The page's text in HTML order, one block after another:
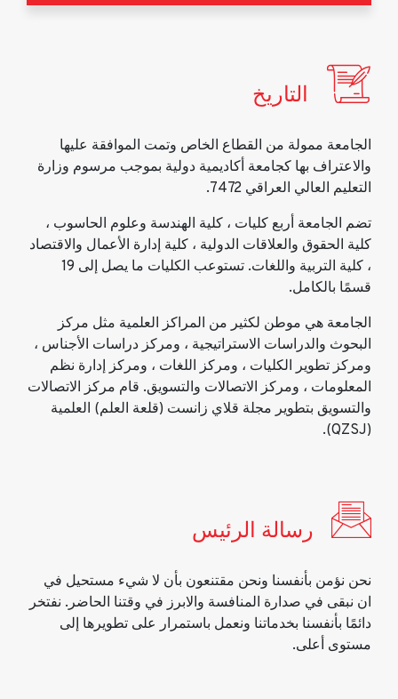
التاريخ
الجامعة ممولة من القطاع الخاص وتمت الموافقة عليها
والاعتراف بها كجامعة أكاديمية دولية بموجب مرسوم وزارة
التعليم العالي العراقي 7472.
تضم الجامعة أربع كليات ، كلية الهندسة وعلوم الحاسوب ،
كلية الحقوق والعلاقات الدولية ، كلية إدارة الأعمال والاقتصاد
، كلية التربية واللغات. تستوعب الكليات ما يصل إلى 19
قسمًا بالكامل.
الجامعة هي موطن لكثير من المراكز العلمية مثل مركز
البحوث والدراسات الاستراتيجية ، ومركز دراسات الأجناس ،
ومركز تطوير الكليات ، ومركز اللغات ، ومركز إدارة نظم
المعلومات ، ومركز الاتصالات والتسويق. قام مركز الاتصالات
والتسويق بتطوير مجلة قلاي زانست (قلعة العلم) العلمية
(QZSJ).
رسالة الرئيس
نحن نؤمن بأنفسنا ونحن مقتنعون بأن لا شيء مستحيل في
ان نبقى في صدارة المنافسة والابرز في وقتنا الحاضر. نفتخر
دائمًا بأنفسنا بخدماتنا ونعمل باستمرار على تطويرها إلى
مستوى أعلى.